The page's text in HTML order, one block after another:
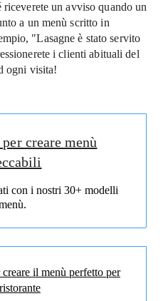
creare menù
con i nostri 30+ modelli
il menù perfetto per
riceverete un avviso quando un
a un menù scritto in
"Lasagne è stato servito
i clienti abituali del
ogni visita!